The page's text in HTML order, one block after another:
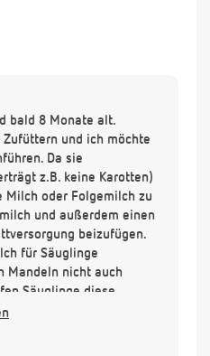
bald 8 Monate alt.
und ich möchte
Da sie
z.B. keine Karotten)
Milch oder Folgemilch zu
und außerdem einen
beizufügen.
für Säuglinge
Mandeln nicht auch
Säuglinge diese
? Vielen dank für